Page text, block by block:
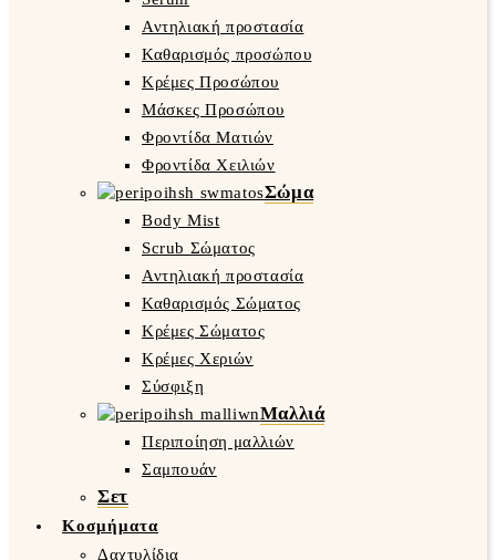
Αντηλιακή προστασία
Καθαρισμός προσώπου
Κρέμες Προσώπου
Μάσκες Προσώπου
Φροντίδα Ματιών
Φροντίδα Χειλιών
Σώμα
Body Mist
Scrub Σώματος
Αντηλιακή προστασία
Καθαρισμός Σώματος
Κρέμες Σώματος
Κρέμες Χεριών
Σύσφιξη
Μαλλιά
Περιποίηση μαλλιών
Σαμπουάν
Σετ
Κοσμήματα
Δαχτυλίδια